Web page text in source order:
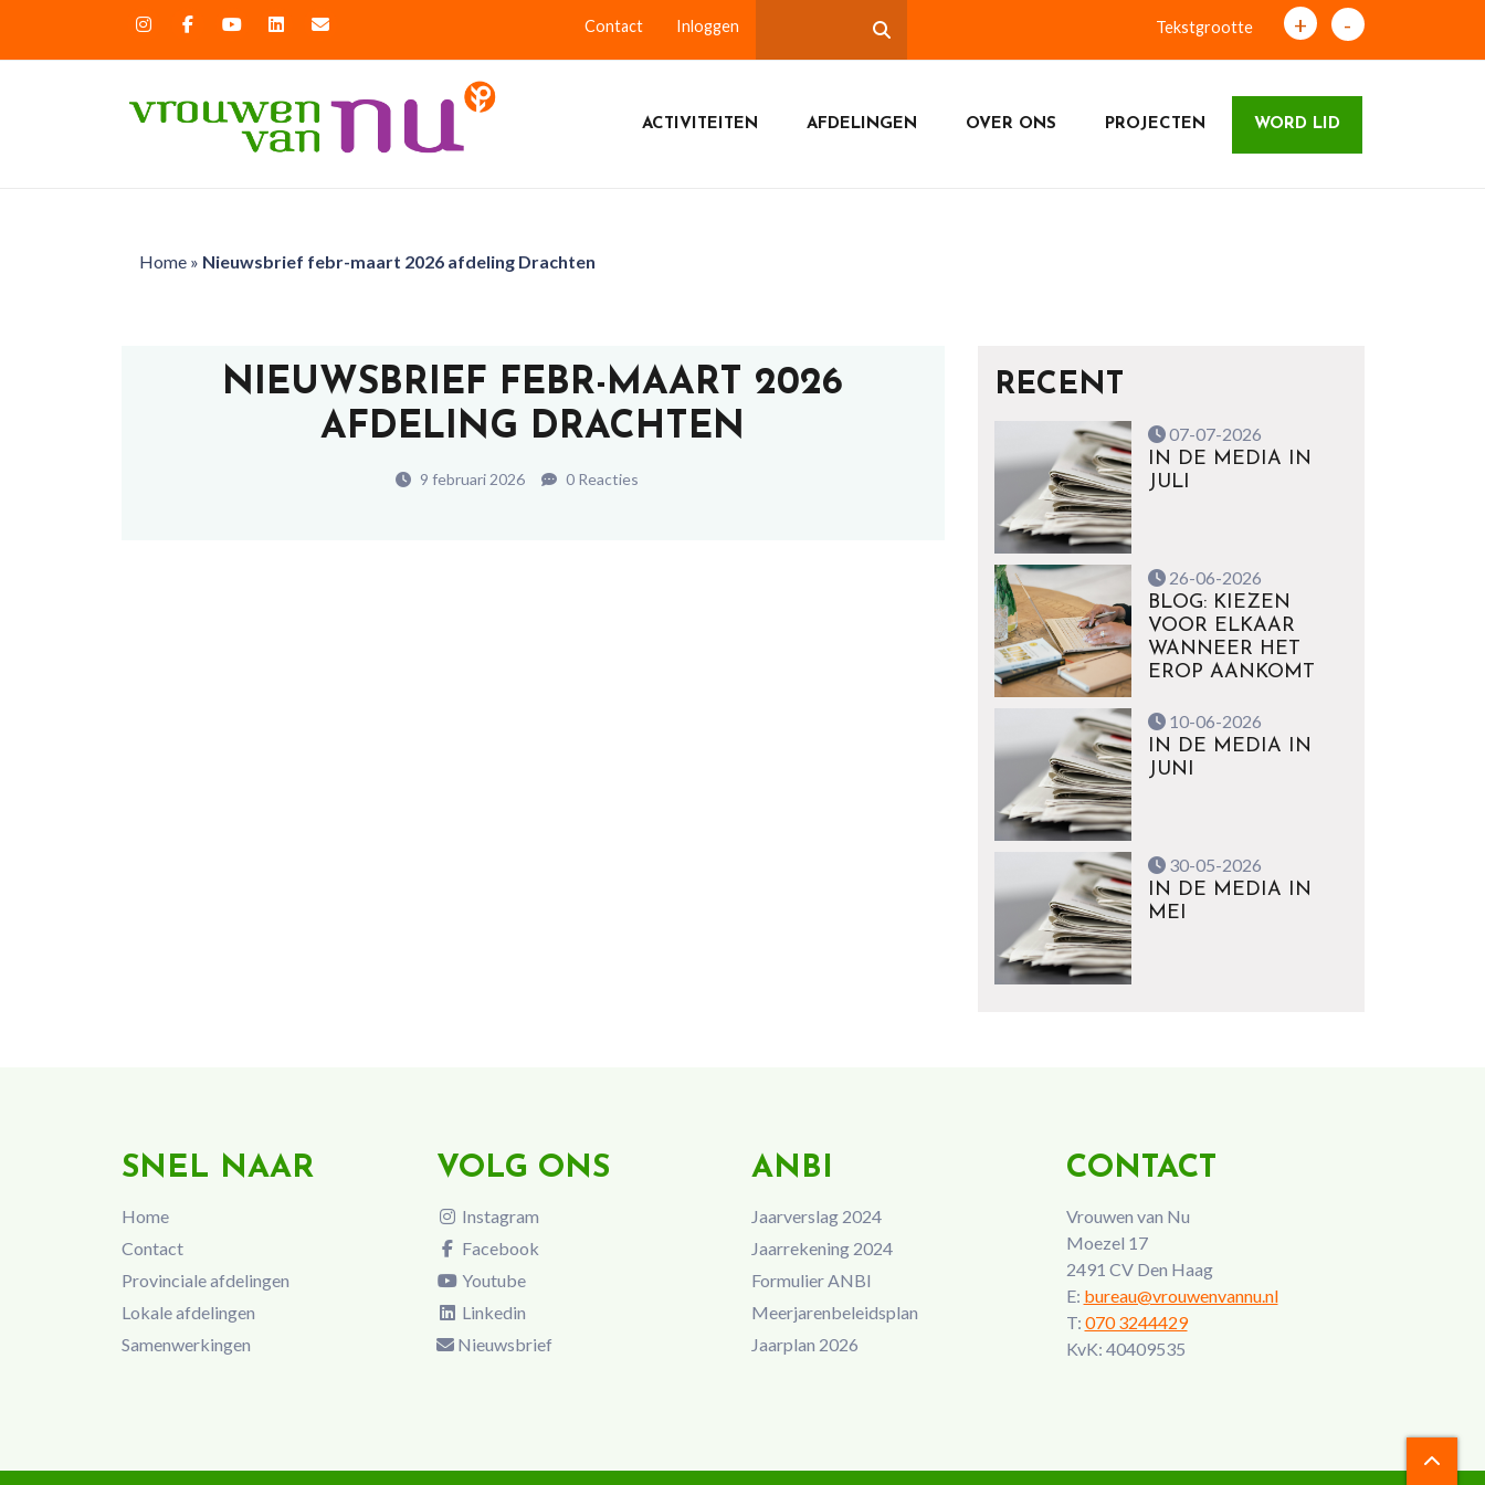
Contact Inloggen Tekstgrootte + -
ACTIVITEITEN AFDELINGEN OVER ONS PROJECTEN WORD LID
Home» Nieuwsbrief febr-maart 2026 afdeling Drachten
NIEUWSBRIEF FEBR-MAART 2026
AFDELING DRACHTEN
9 februari 2026 0 Reacties
RECENT
07-07-2026
IN DE MEDIA IN
JULI
26-06-2026
BLOG: KIEZEN
VOOR ELKAAR
WANNEER HET
EROP AANKOMT
10-06-2026
IN DE MEDIA IN
JUNI
30-05-2026
IN DE MEDIA IN
MEI
SNEL NAAR
Home
Contact
Provinciale afdelingen
Lokale afdelingen
Samenwerkingen
VOLG ONS
Instagram
Facebook
Youtube
Linkedin
Nieuwsbrief
ANBI
Jaarverslag 2024
Jaarrekening 2024
Formulier ANBI
Meerjarenbeleidsplan
Jaarplan 2026
CONTACT
Vrouwen van Nu
Moezel 17
2491 CV Den Haag
E: bureau@vrouwenvannu.nl
T: 070 3244429
KvK: 40409535